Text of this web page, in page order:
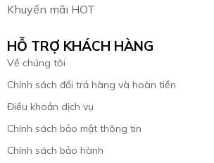
Khuyến mãi HOT
HỖ TRỢ KHÁCH HÀNG
Về chúng tôi
Chính sách đổi trả hàng và hoàn tiền
Điều khoản dịch vụ
Chính sách bảo mật thông tin
Chính sách bảo hành